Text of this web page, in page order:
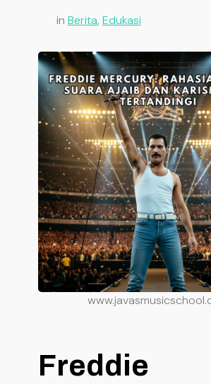
in Berita, Edukasi
Freddie